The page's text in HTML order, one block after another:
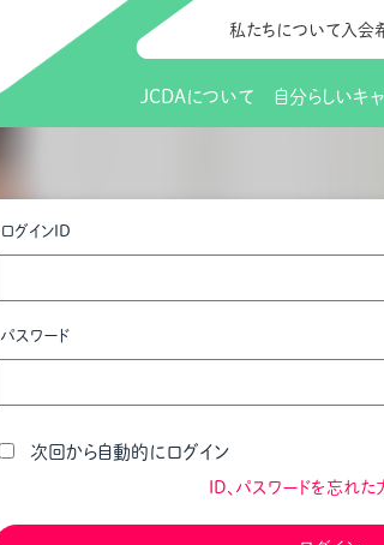
私たちについて 入会
JCDAについて
イベント
自分らしいキ
会費について
定款・細則等各種規定
会報誌バックナンバー
支部長・地区長一覧
指導者を目指すための研修
ログインID
パスワード
次回から自動的にログイン
ID、パスワードを忘れた